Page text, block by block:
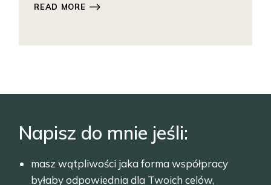
READ MORE
Napisz do mnie jeśli:
masz wątpliwości jaka forma współpracy
byłaby odpowiednia dla Twoich celów,